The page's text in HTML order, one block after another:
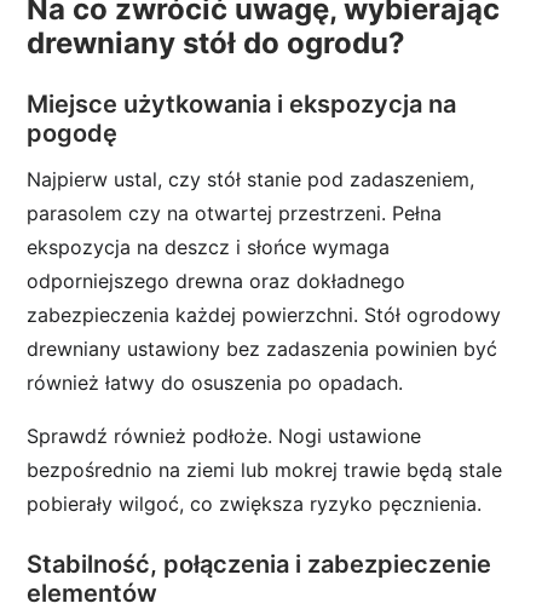
Na co zwrócić uwagę, wybierając
drewniany stół do ogrodu?
Miejsce użytkowania i ekspozycja na
pogodę
Najpierw ustal, czy stół stanie pod zadaszeniem,
parasolem czy na otwartej przestrzeni. Pełna
ekspozycja na deszcz i słońce wymaga
odporniejszego drewna oraz dokładnego
zabezpieczenia każdej powierzchni. Stół ogrodowy
drewniany ustawiony bez zadaszenia powinien być
również łatwy do osuszenia po opadach.
Sprawdź również podłoże. Nogi ustawione
bezpośrednio na ziemi lub mokrej trawie będą stale
pobierały wilgoć, co zwiększa ryzyko pęcznienia.
Stabilność, połączenia i zabezpieczenie
elementów